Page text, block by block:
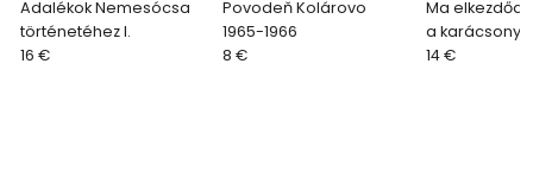
Adalékok Nemesócsa
történetéhez I.
16 €
Povodeň Kolárovo
1965-1966
8 €
Ma
a karácsony
14 €